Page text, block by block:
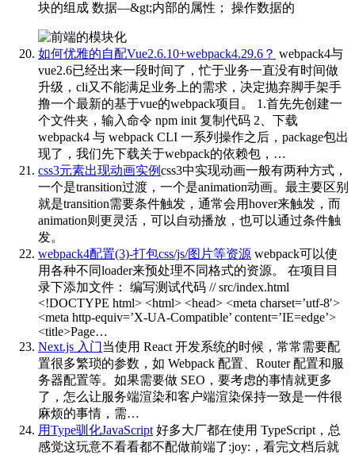
块的组成 数据—&gt;内部的属性； 操作数据的
如何优雅的自配Vue2.6.10+webpack4.29.6？ webpack4与
vue2.6已经出来一段时间了，忙于业务一直没有时间做
升级，cli又不能满足业务上的需求，决定抛弃脚手架手
撸一个最新的基于vue的webpack项目。 1.首先先创建一
个文件夹，输入命令 npm init 复制代码 2、下载
webpack4 与 webpack CLI 一系列操作之后，package包出
现了，我们先下载关于webpack的依赖包，…
css3元素出现动画实例css3中实现动画一般有两种方式，
一个是transition过渡，一个是animation动画。最主要区别
就是transition需要条件触发，通常会用hover来触发，而
animation则更灵活，可以自动播放，也可以通过条件触
发。
webpack4配置(3)-打包css/js/图片等资源 webpack可以使
用各种不同loader来预处理不同格式的资源。 在项目目
录下添加文件： 编写测试代码 // src/index.html
<!DOCTYPE html> <html> <head> <meta charset=’utf-8′>
<meta http-equiv=’X-UA-Compatible’ content=’IE=edge’>
<title>Page…
Next.js 入门当使用 React 开发系统的时候，常常需要配
置很多繁琐的参数，如 Webpack 配置、Router 配置和服
务器配置等。如果需要做 SEO，要考虑的事情就更多
了，怎么让服务端渲染和客户端渲染保持一致是一件很
麻烦的事情，需…
用Type驯化JavaScript 好多大厂都在使用 TypeScript，总
感觉这玩意不看看都不配做前端了:joy:，看完文档后就